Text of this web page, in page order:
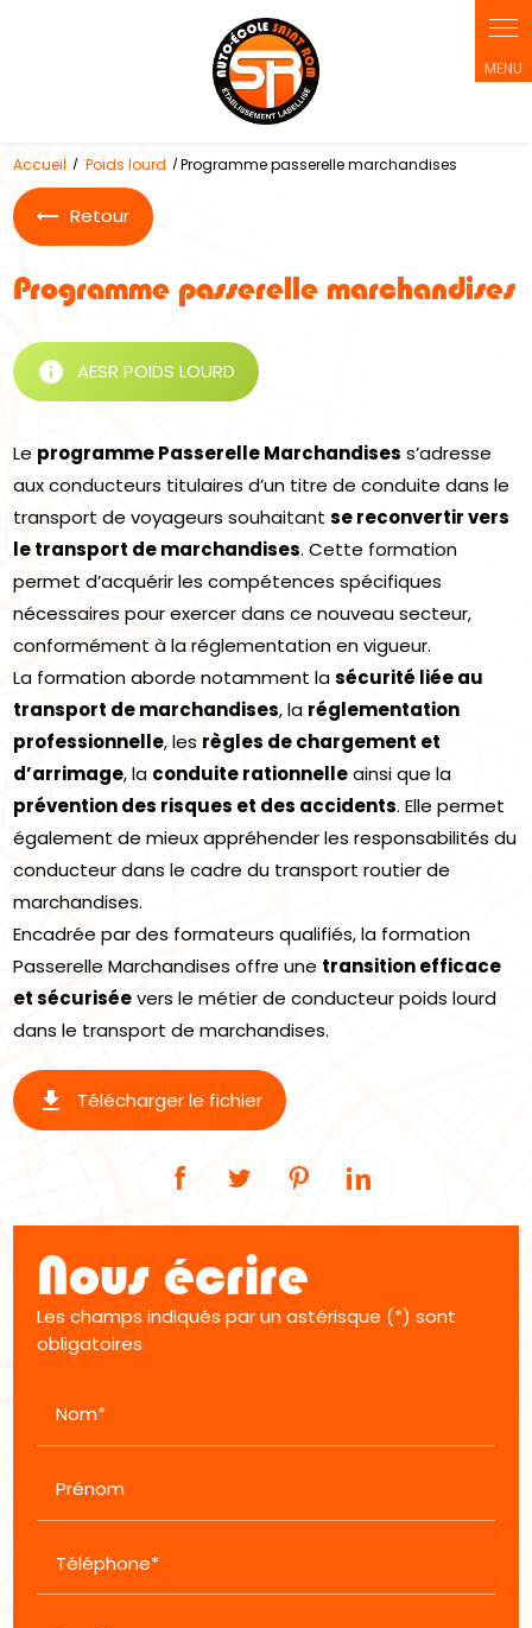
Accueil Poids lourd Programme passerelle marchandises
Retour
Programme passerelle marchandises
info AESR POIDS LOURD
Le programme Passerelle Marchandises s’adresse
aux conducteurs titulaires d’un titre de conduite dans le
transport de voyageurs souhaitantse reconvertir vers
le transport de marchandises. Cette formation
permet d’acquérir les compétences spécifiques
nécessaires pour exercer dans ce nouveau secteur,
conformément à la réglementation en vigueur.
La formation aborde notamment lasécurité liée au
transport de marchandises, la réglementation
professionnelle, les règles de chargement et
d’arrimage, la conduite rationnelleainsi que la
prévention des risques et des accidents. Elle permet
également de mieux appréhender les responsabilités du
conducteur dans le cadre du transport routier de
marchandises.
Encadrée par des formateurs qualifiés, la formation
Passerelle Marchandises offre une transition efficace
et sécuriséevers le métier de conducteur poids lourd
dans le transport de marchandises.
get_app Télécharger le fichier
Nous écrire
Les champs indiqués par un astérisque (*) sont
obligatoires
Nom*
Prénom
Téléphone*
Panneau de gestion des cookies